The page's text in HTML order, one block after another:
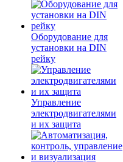
Оборудование для
установки на DIN
рейку
Управление
электродвигателями
и их защита